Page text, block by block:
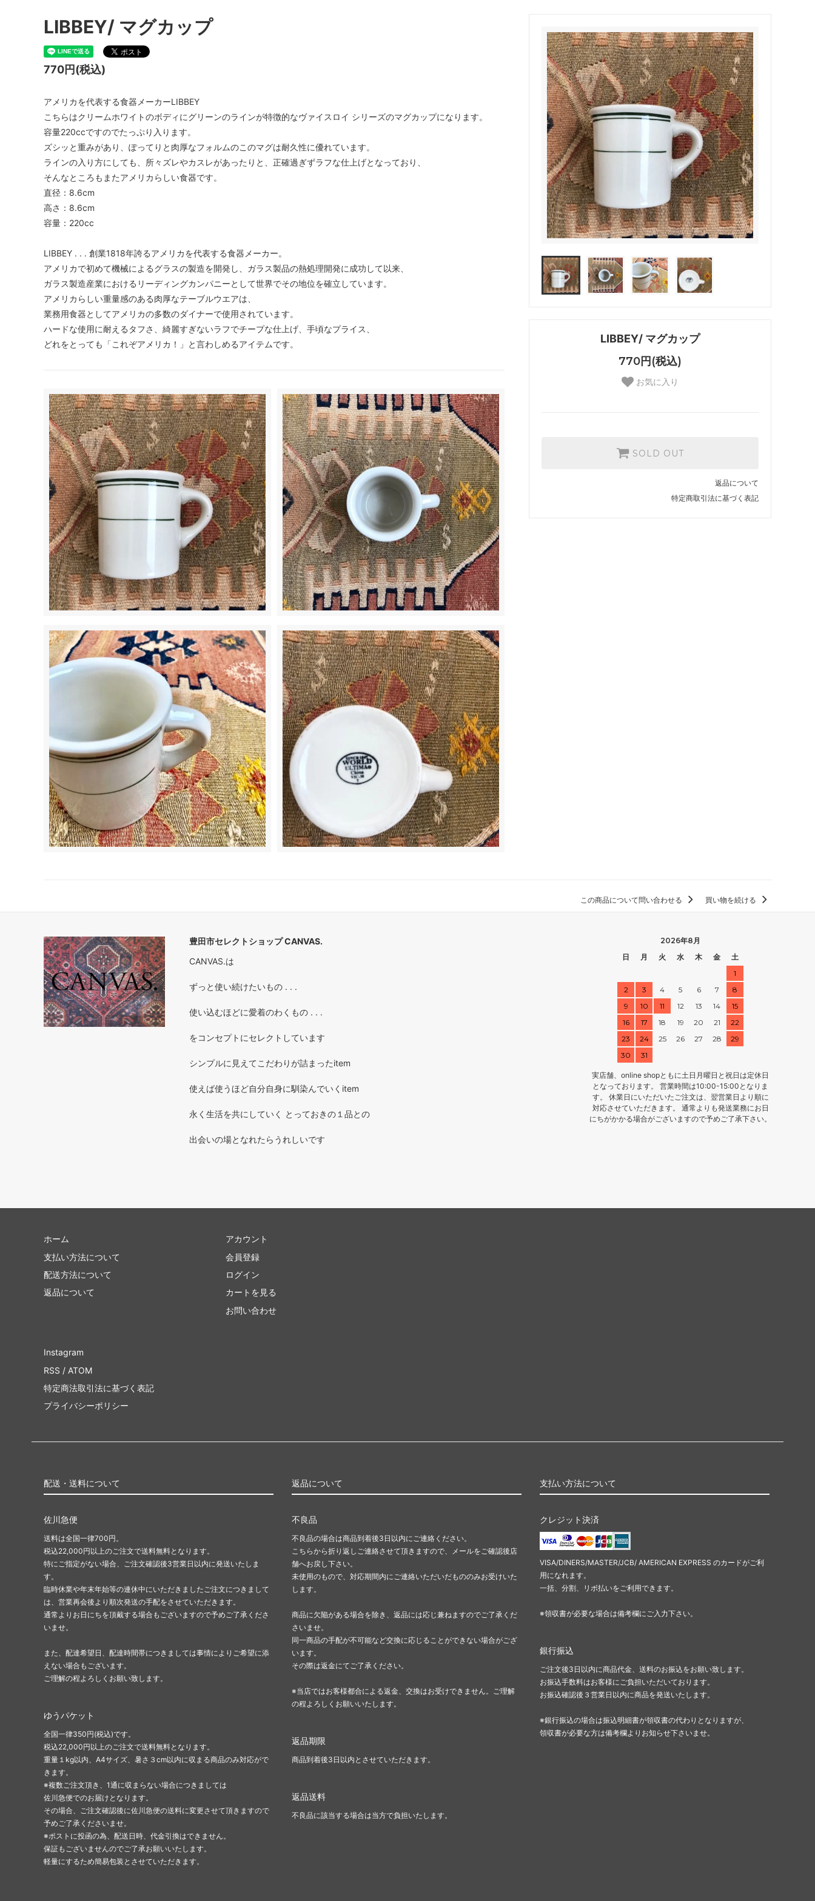
ALWEL
Kepani Nigel Cabourn ーWOMANー
FILSON TOKYOSANDAL
THE H.W. DOG&CO. Healthknit
NISHIGUCHI KUTSUSHITA
hakne memeri LABOR DAY
SLOW
Macrame Wala
LIBBEY/ マグカップ
770円(税込)
お気に入り
SOLD OUT
返品について
特定商取引法に基づく表記
LIBBEY/ マグカップ
770円(税込)
アメリカを代表する食器メーカーLIBBEY
こちらはクリームホワイトのボディにグリーンのラインが特徴的なヴァイスロイ シリーズのマグカップになります。
容量220ccですのでたっぷり入ります。
ズシッと重みがあり、ぽってりと肉厚なフォルムのこのマグは耐久性に優れています。
ラインの入り方にしても、所々ズレやカスレがあったりと、正確過ぎずラフな仕上げとなっており、
そんなところもまたアメリカらしい食器です。
直径：8.6cm
高さ：8.6cm
容量：220cc
LIBBEY . . . 創業1818年誇るアメリカを代表する食器メーカー。
アメリカで初めて機械によるグラスの製造を開発し、ガラス製品の熱処理開発に成功して以来、
ガラス製造産業におけるリーディングカンパニーとして世界でその地位を確立しています。
アメリカらしい重量感のある肉厚なテーブルウエアは、
業務用食器としてアメリカの多数のダイナーで使用されています。
ハードな使用に耐えるタフさ、綺麗すぎないラフでチープな仕上げ、手頃なプライス、
どれをとっても「これぞアメリカ！」と言わしめるアイテムです。
この商品について問い合わせる 買い物を続ける
豊田市セレクトショップ CANVAS.
CANVAS.は
ずっと使い続けたいもの . . .
使い込むほどに愛着のわくもの . . .
をコンセプトにセレクトしています
シンプルに見えてこだわりが詰まったitem
使えば使うほど自分自身に馴染んでいくitem
永く生活を共にしていく とっておきの１品との
出会いの場となれたらうれしいです
2026年8月
日
月 火 水 木 金
土
1
2
3 4 5 6 7
8
9
10 11 12 13 14
15
16
17 18 19 20 21
22
23
24 25 26 27 28
29
30
31
実店舗、online shopともに土日月曜日と祝日は定休日
となっております。 営業時間は10:00-15:00となりま
す。 休業日にいただいたご注文は、翌営業日より順に
対応させていただきます。 通常よりも発送業務にお日
にちがかかる場合がございますので予めご了承下さい。
ホーム
支払い方法について
配送方法について
返品について
アカウント
会員登録
ログイン
カートを見る
お問い合わせ
Instagram
RSS / ATOM
特定商法取引法に基づく表記
プライバシーポリシー
配送・送料について
佐川急便
送料は全国一律700円。
税込22,000円以上のご注文で送料無料となります。
特にご指定がない場合、ご注文確認後3営業日以内に発送いたしま
す。
臨時休業や年末年始等の連休中にいただきましたご注文につきまして
は、営業再会後より順次発送の手配をさせていただきます。
通常よりお日にちを頂戴する場合もございますので予めご了承くださ
いませ。
また、配達希望日、配達時間帯につきましては事情によりご希望に添
えない場合もございます。
ご理解の程よろしくお願い致します。
ゆうパケット
全国一律350円(税込)です。
税込22,000円以上のご注文で送料無料となります。
重量１kg以内、A4サイズ、暑さ３cm以内に収まる商品のみ対応がで
きます。
※複数ご注文頂き、1通に収まらない場合につきましては
佐川急便でのお届けとなります。
その場合、ご注文確認後に佐川急便の送料に変更させて頂きますので
予めご了承くださいませ。
※ポストに投函の為、配送日時、代金引換はできません。
保証もございませんのでご了承お願いいたします。
軽量にするため簡易包装とさせていただきます。
返品について
不良品
不良品の場合は商品到着後3日以内にご連絡ください。
こちらから折り返しご連絡させて頂きますので、メールをご確認後店
舗へお戻し下さい。
未使用のもので、対応期間内にご連絡いただいだもののみお受けいた
します。
商品に欠陥がある場合を除き、返品には応じ兼ねますのでご了承くだ
さいませ。
同一商品の手配が不可能など交換に応じることができない場合がござ
います。
その際は返金にてご了承ください。
※当店ではお客様都合による返金、交換はお受けできません。ご理解
の程よろしくお願いいたします。
返品期限
商品到着後3日以内とさせていただきます。
返品送料
不良品に該当する場合は当方で負担いたします。
支払い方法について
クレジット決済
VISA/DINERS/MASTER/JCB/ AMERICAN EXPRESS のカードがご利
用になれます。
一括、分割、リボ払いをご利用できます。
※領収書が必要な場合は備考欄にご入力下さい。
銀行振込
ご注文後3日以内に商品代金、送料のお振込をお願い致します。
お振込手数料はお客様にご負担いただいております。
お振込確認後３営業日以内に商品を発送いたします。
※銀行振込の場合は振込明細書が領収書の代わりとなりますが、
領収書が必要な方は備考欄よりお知らせ下さいませ。